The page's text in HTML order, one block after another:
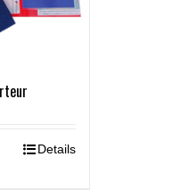
Details